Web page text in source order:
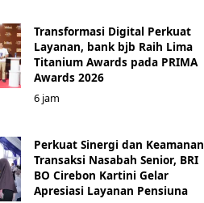
Transformasi Digital Perkuat
Layanan, bank bjb Raih Lima
Titanium Awards pada PRIMA
Awards 2026
6 jam
Perkuat Sinergi dan Keamanan
Transaksi Nasabah Senior, BRI
BO Cirebon Kartini Gelar
Apresiasi Layanan Pensiuna